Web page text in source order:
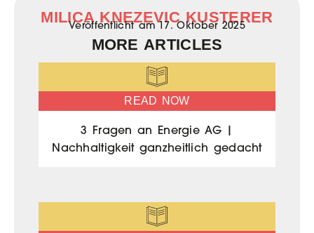
MILICA KNEZEVIC KUSTERER
Veröffentlicht am 17. Oktober 2025
MORE ARTICLES
READ NOW
3 Fragen an Energie AG |
Nachhaltigkeit ganzheitlich gedacht